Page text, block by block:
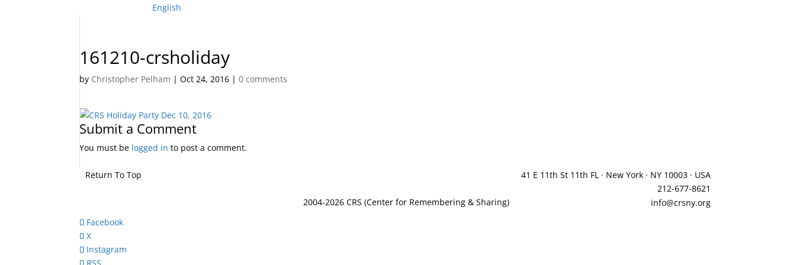
English
161210-crsholiday
by Christopher Pelham |Oct 24, 2016 |0 comments
Submit a Comment
You must be logged in to post a comment.
Return To Top
2004-2026 CRS (Center for Remembering & Sharing)
41 E 11th St 11th FL · New York · NY 10003 · USA
212-677-8621
info@crsny.org
Facebook
X
Instagram